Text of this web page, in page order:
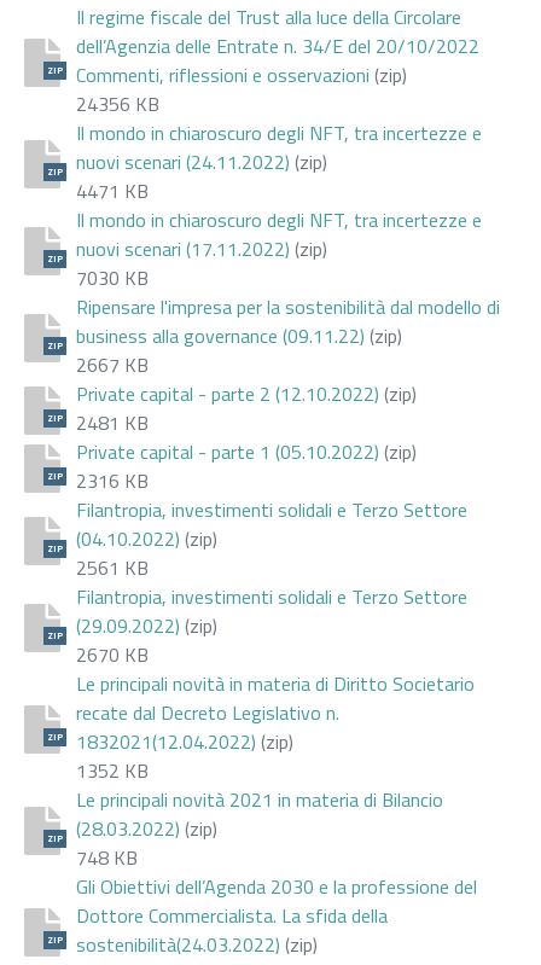
ZIP
Il regime fiscale del Trust alla luce della Circolare
dell’Agenzia delle Entrate n. 34/E del 20/10/2022
Commenti, riflessioni e osservazioni (zip)
24356 KB
ZIP
Il mondo in chiaroscuro degli NFT, tra incertezze e
nuovi scenari (24.11.2022) (zip)
4471 KB
ZIP
Il mondo in chiaroscuro degli NFT, tra incertezze e
nuovi scenari (17.11.2022) (zip)
7030 KB
ZIP
Ripensare l'impresa per la sostenibilità dal modello di
business alla governance (09.11.22) (zip)
2667 KB
ZIP
Private capital - parte 2 (12.10.2022) (zip)
2481 KB
ZIP
Private capital - parte 1 (05.10.2022) (zip)
2316 KB
ZIP
Filantropia, investimenti solidali e Terzo Settore
(04.10.2022) (zip)
2561 KB
ZIP
Filantropia, investimenti solidali e Terzo Settore
(29.09.2022) (zip)
2670 KB
ZIP
Le principali novità in materia di Diritto Societario
recate dal Decreto Legislativo n.
1832021(12.04.2022) (zip)
1352 KB
ZIP
Le principali novità 2021 in materia di Bilancio
(28.03.2022) (zip)
748 KB
ZIP
Gli Obiettivi dell’Agenda 2030 e la professione del
Dottore Commercialista. La sfida della
sostenibilità(24.03.2022) (zip)